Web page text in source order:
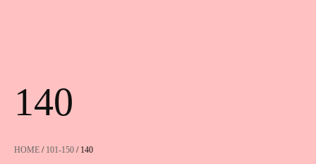
140
HOME / 101-150 / 140